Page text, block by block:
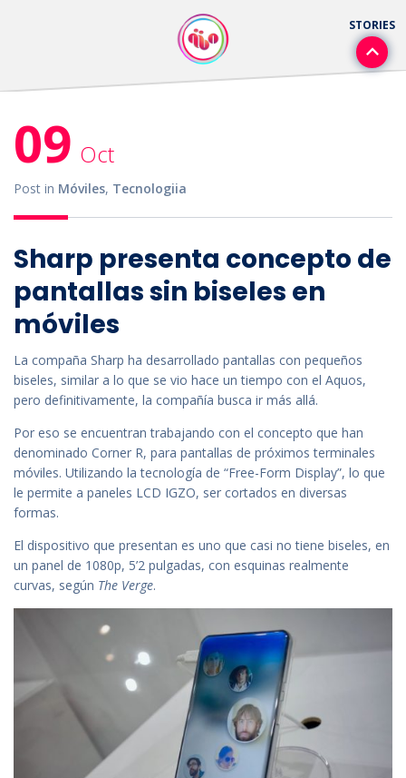
09 Oct
Post in Móviles, Tecnologiia
Sharp presenta concepto de
pantallas sin biseles en
móviles
La compaña Sharp ha desarrollado pantallas con pequeños
biseles, similar a lo que se vio hace un tiempo con el Aquos,
pero definitivamente, la compañía busca ir más allá.
Por eso se encuentran trabajando con el concepto que han
denominado Corner R, para pantallas de próximos terminales
móviles. Utilizando la tecnología de “Free-Form Display”, lo que
le permite a paneles LCD IGZO, ser cortados en diversas
formas.
El dispositivo que presentan es uno que casi no tiene biseles, en
un panel de 1080p, 5’2 pulgadas, con esquinas realmente
curvas, según The Verge.